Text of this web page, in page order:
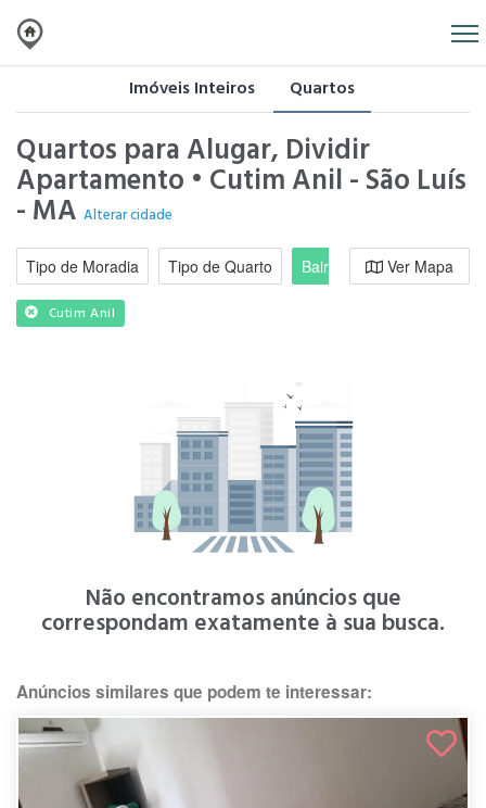
Imóveis Inteiros Quartos
Quartos para Alugar, Dividir
Apartamento • Cutim Anil - São Luís
- MA Alterar cidade
Tipo de Moradia Tipo de Quarto Bairro / RegiãoVer Mapa
Cutim Anil
Não encontramos anúncios que
correspondam exatamente à sua busca.
Anúncios similares que podem te interessar: